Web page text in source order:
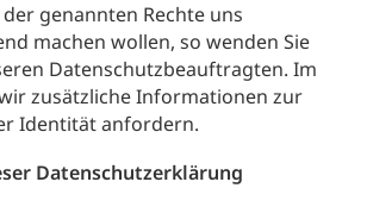
genannten Rechte uns
machen wollen, so wenden Sie
Datenschutzbeauftragten. Im
zusätzliche Informationen zur
Identität anfordern.
Datenschutzerklärung